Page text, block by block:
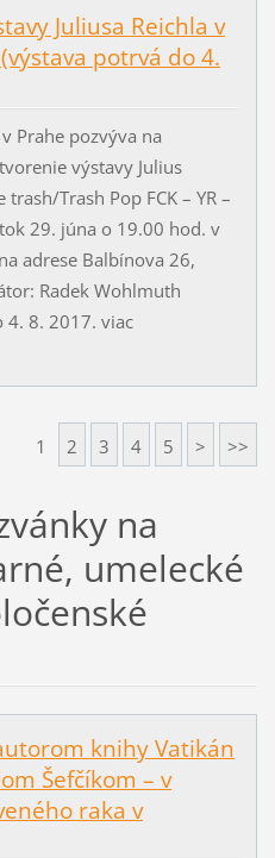
Juliusa Reichla v
potrvá do 4.
Prahe pozvýva na
výstavy Julius
trash/Trash Pop FCK – YR –
29. júna o 19.00 hod. v
adrese Balbínova 26,
Radek Wohlmuth
4. 8. 2017. viac
1 2 3 4 5 > >>
na
umelecké
knihy Vatikán
Šefčíkom – v
raka v